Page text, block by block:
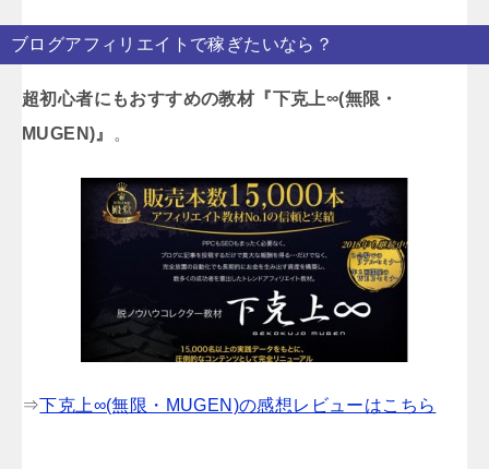
ブログアフィリエイトで稼ぎたいなら？
超初心者にもおすすめの教材『下克上∞(無限・
MUGEN)』
。
⇒下克上∞(無限・MUGEN)の感想レビューはこちら